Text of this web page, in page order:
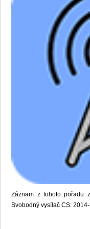
Záznam z tohoto pořadu
Svobodný vysílač CS: